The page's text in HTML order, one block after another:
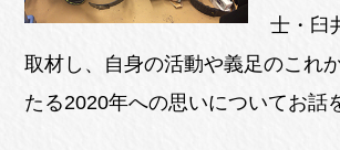
士・臼
取材し、自身の活動や義足のこれ
たる2020年への思いについてお話